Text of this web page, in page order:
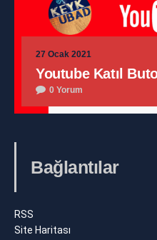
27 Ocak 2021
Youtube Katıl
0 Yorum
Bağlantılar
RSS
Site Haritası